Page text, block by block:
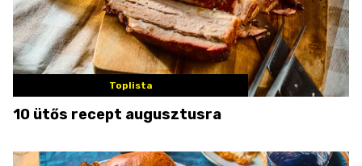
Toplista
10 ütős recept augusztusra